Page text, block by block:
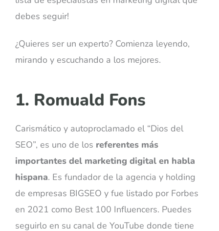
debes seguir!
¿Quieres ser un experto? Comienza leyendo,
mirando y escuchando a los mejores.
1. Romuald Fons
Carismático y autoproclamado el “Dios del
SEO”, es uno de los referentes más
importantes del marketing digital en habla
hispana. Es fundador de la agencia y holding
de empresas BIGSEO y fue listado por Forbes
en 2021 como Best 100 Influencers. Puedes
seguirlo en su canal de YouTube donde tiene